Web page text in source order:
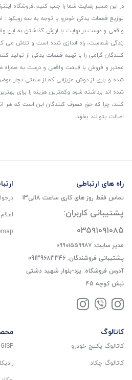
در این مسیر رضایت شما را جلب کنیم.فروشگاه
توزیع قطعات یدکی خودرو با توجه به سه رویکرد
واقعی و درست.در نهایت با ارزش گذاشتن به این
زندگی شماست، راه اندازی شده است و تلاش می
کنندگان گرامی را با تهیه قطعات یدکی از تولید
معتبر و فروش با قیمت واقعی و درست به همراه
شده و باری از دوش عزیزانی که از سمتی دچار
شده اند برداشته شود و‌کمترین هزینه را برای
کنند، چرا که حق مصرف کنندگان این است که هر
اصالت بتوانند بخرند..
راه های ارتباطی
تماس فقط روز های کاری ساعت 8الی13
پشتیبانی کاربران:
۰۳۵۹۱۰۹۱۰۸۵
مدیر سایت: ۰۹۹۰۱۵۵۹۹۸۷
پشتیبانی فروشندگان: 09139683346
آدرس فروشگاه: یزد-بلوار شهید دشتی
نبش کوچه 45
کاتالوگ
کاتالوگ پکیج خودرو
کاتالوگ چکاد
GISP